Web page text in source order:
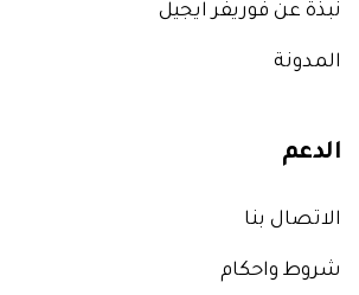
نبذة عن فوريفر ايجيل
المدونة
الدعم
الاتصال بنا
شروط واحكام